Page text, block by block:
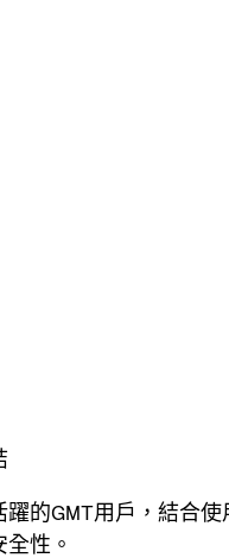
躍的GMT用戶，結合
性。